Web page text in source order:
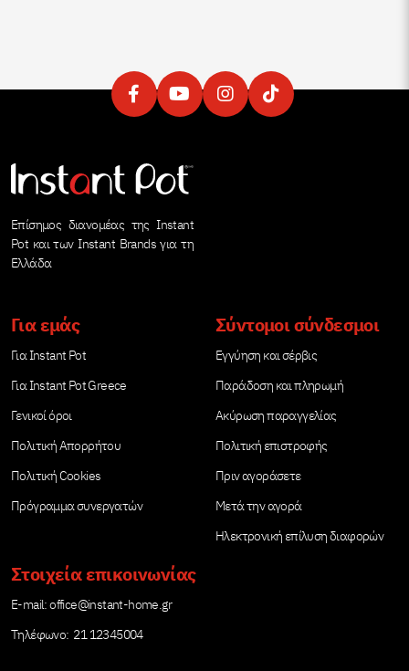
Επίσημος διανομέας της Instant
Pot και των Instant Brands για τη
Ελλάδα
Για εμάς
Για Instant Pot
Για Instant Pot Greece
Γενικοί όροι
Πολιτική Απορρήτου
Πολιτική Cookies
Πρόγραμμα συνεργατών
Σύντομοι σύνδεσμοι
Εγγύηση και σέρβις
Παράδοση και πληρωμή
Ακύρωση παραγγελίας
Πολιτική επιστροφής
Πριν αγοράσετε
Μετά την αγορά
Ηλεκτρονική επίλυση διαφορών
Στοιχεία επικοινωνίας
Е-mail:office@instant-home.gr
Τηλέφωνο: 21 12345004